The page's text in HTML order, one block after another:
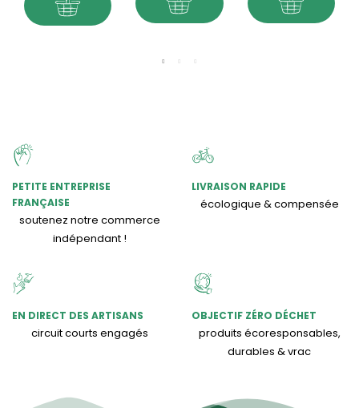
PETITE ENTREPRISE
FRANÇAISE
soutenez notre commerce
indépendant !
LIVRAISON RAPIDE
écologique & compensée
EN DIRECT DES ARTISANS
circuit courts engagés
OBJECTIF ZÉRO DÉCHET
produits écoresponsables,
durables & vrac